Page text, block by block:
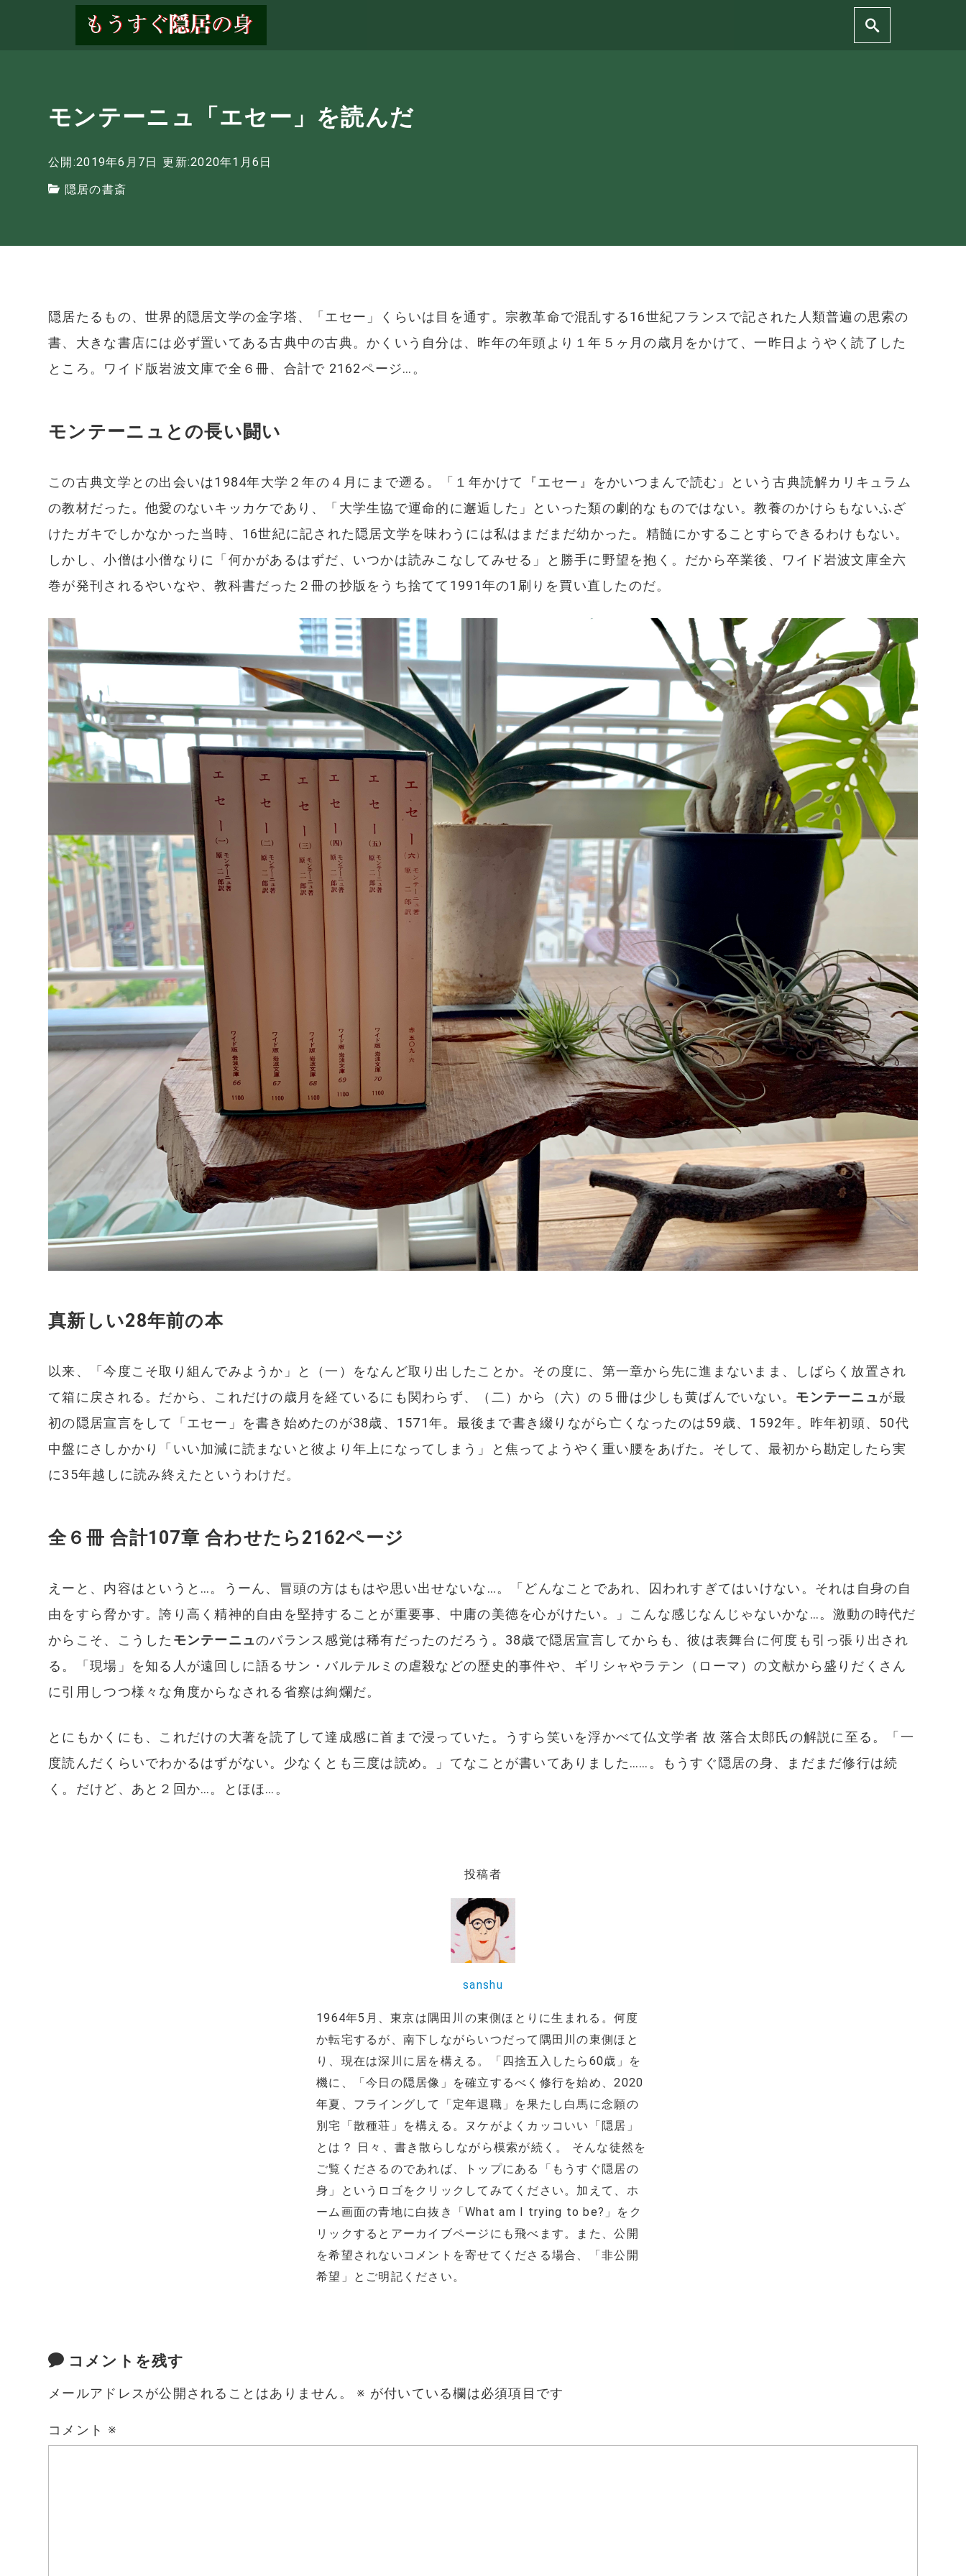
モンテーニュ「エセー」を読んだ
公開:2019年6月7日 更新:2020年1月6日
隠居の書斎
隠居たるもの、世界的隠居文学の金字塔、「エセー」くらいは目を通す。宗教革命で混乱する16世紀フランスで記された人類普遍の思索の
書、大きな書店には必ず置いてある古典中の古典。かくいう自分は、昨年の年頭より１年５ヶ月の歳月をかけて、一昨日ようやく読了した
ところ。ワイド版岩波文庫で全６冊、合計で 2162ページ…。
モンテーニュとの長い闘い
この古典文学との出会いは1984年大学２年の４月にまで遡る。「１年かけて『エセー』をかいつまんで読む」という古典読解カリキュラム
の教材だった。他愛のないキッカケであり、「大学生協で運命的に邂逅した」といった類の劇的なものではない。教養のかけらもないふざ
けたガキでしかなかった当時、16世紀に記された隠居文学を味わうには私はまだまだ幼かった。精髄にかすることすらできるわけもない。
しかし、小僧は小僧なりに「何かがあるはずだ、いつかは読みこなしてみせる」と勝手に野望を抱く。だから卒業後、ワイド岩波文庫全六
巻が発刊されるやいなや、教科書だった２冊の抄版をうち捨てて1991年の1刷りを買い直したのだ。
真新しい28年前の本
以来、「今度こそ取り組んでみようか」と（一）をなんど取り出したことか。その度に、第一章から先に進まないまま、しばらく放置され
て箱に戻される。だから、これだけの歳月を経ているにも関わらず、（二）から（六）の５冊は少しも黄ばんでいない。 モンテーニュが最
初の隠居宣言をして「エセー」を書き始めたのが38歳、1571年。最後まで書き綴りながら亡くなったのは59歳、1592年。昨年初頭、50代
中盤にさしかかり「いい加減に読まないと彼より年上になってしまう」と焦ってようやく重い腰をあげた。そして、最初から勘定したら実
に35年越しに読み終えたというわけだ。
全６冊 合計107章 合わせたら2162ページ
えーと、内容はというと…。うーん、冒頭の方はもはや思い出せないな…。「どんなことであれ、囚われすぎてはいけない。それは自身の自
由をすら脅かす。誇り高く精神的自由を堅持することが重要事、中庸の美徳を心がけたい。」こんな感じなんじゃないかな…。激動の時代だ
からこそ、こうした モンテーニュのバランス感覚は稀有だったのだろう。38歳で隠居宣言してからも、彼は表舞台に何度も引っ張り出され
る。「現場」を知る人が遠回しに語るサン・バルテルミの虐殺などの歴史的事件や、ギリシャやラテン（ローマ）の文献から盛りだくさん
に引用しつつ様々な角度からなされる省察は絢爛だ。
とにもかくにも、これだけの大著を読了して達成感に首まで浸っていた。うすら笑いを浮かべて仏文学者 故 落合太郎氏の解説に至る。「一
度読んだくらいでわかるはずがない。少なくとも三度は読め。」てなことが書いてありました……。もうすぐ隠居の身、まだまだ修行は続
く。だけど、あと２回か…。とほほ…。
投稿者
sanshu
1964年5月、東京は隅田川の東側ほとりに生まれる。何度
か転宅するが、南下しながらいつだって隅田川の東側ほと
り、現在は深川に居を構える。「四捨五入したら60歳」を
機に、「今日の隠居像」を確立するべく修行を始め、2020
年夏、フライングして「定年退職」を果たし白馬に念願の
別宅「散種荘」を構える。ヌケがよくカッコいい「隠居」
とは？ 日々、書き散らしながら模索が続く。 そんな徒然を
ご覧くださるのであれば、トップにある「もうすぐ隠居の
身」というロゴをクリックしてみてください。加えて、ホ
ーム画面の青地に白抜き「What am I trying to be?」をク
リックするとアーカイブページにも飛べます。また、公開
を希望されないコメントを寄せてくださる場合、「非公開
希望」とご明記ください。
コメントを残す
メールアドレスが公開されることはありません。 ※ が付いている欄は必須項目です
コメント ※